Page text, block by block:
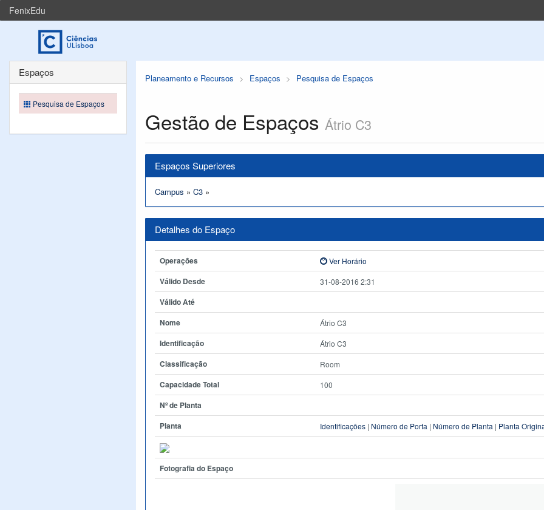
FenixEdu
Planeamento e Recursos Espaços Pesquisa de Espaços
Gestão de Espaços Átrio C3
Espaços Superiores
Campus » C3 »
Detalhes do Espaço
Operações Ver Horário
Válido Desde 31-08-2016 2:31
Válido Até
Nome
Átrio C3
Identificação Átrio C3
Classificação Room
Capacidade Total 100
Nº de Planta
Planta
Identificações | Número de Porta | Número de Planta | Planta
Fotografia do Espaço
Espaços
Pesquisa de Espaços